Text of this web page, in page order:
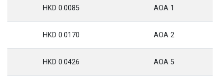
1 AOA
0.0085 HKD
2 AOA
0.0170 HKD
5 AOA
0.0426 HKD